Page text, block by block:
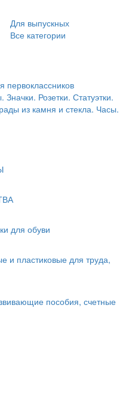
Для выпускных
Все категории
первоклассников
Розетки. Статуэтки.
из камня и стекла. Часы.
для обуви
и пластиковые для труда,
пособия, счетные